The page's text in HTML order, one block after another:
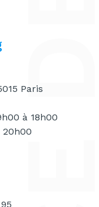
Paris
à 18h00
20h00